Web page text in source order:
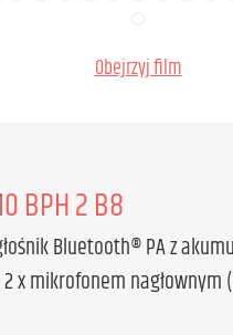
Obejrzyj film
BPH 2 B8
Bluetooth® PA z
x mikrofonem